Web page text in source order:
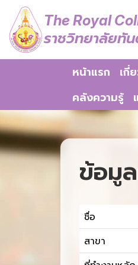
The Royal
ราชวิทยาลัยทั
หน้าแรก เกี่
คลังความรู้
ข้อมู
ชื่อ
สาขา